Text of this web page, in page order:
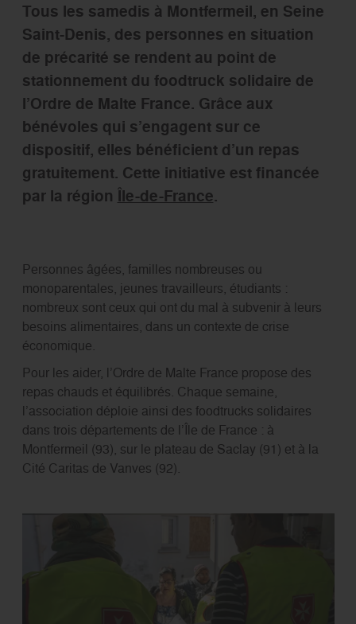
Tous les samedis à Montfermeil, en Seine
Saint-Denis, des personnes en situation
de précarité se rendent au point de
stationnement du foodtruck solidaire de
l’Ordre de Malte France. Grâce aux
bénévoles qui s’engagent sur ce
dispositif, elles bénéficient d’un repas
gratuitement. Cette initiative est financée
par la région Île-de-France.
Personnes âgées, familles nombreuses ou
monoparentales, jeunes travailleurs, étudiants :
nombreux sont ceux qui ont du mal à subvenir à leurs
besoins alimentaires, dans un contexte de crise
économique.
Pour les aider, l’Ordre de Malte France propose des
repas chauds et équilibrés. Chaque semaine,
l’association déploie ainsi des foodtrucks solidaires
dans trois départements de l’Île de France : à
Montfermeil (93), sur le plateau de Saclay (91) et à la
Cité Caritas de Vanves (92).